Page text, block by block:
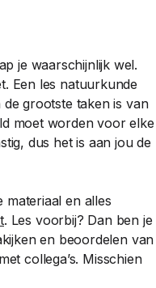
je waarschijnlijk wel.
Een les natuurkunde
grootste taken is van
moet worden voor elke
dus het is aan jou de
en alles
. Les voorbij? Dan ben je
en beoordelen van
collega’s. Misschien